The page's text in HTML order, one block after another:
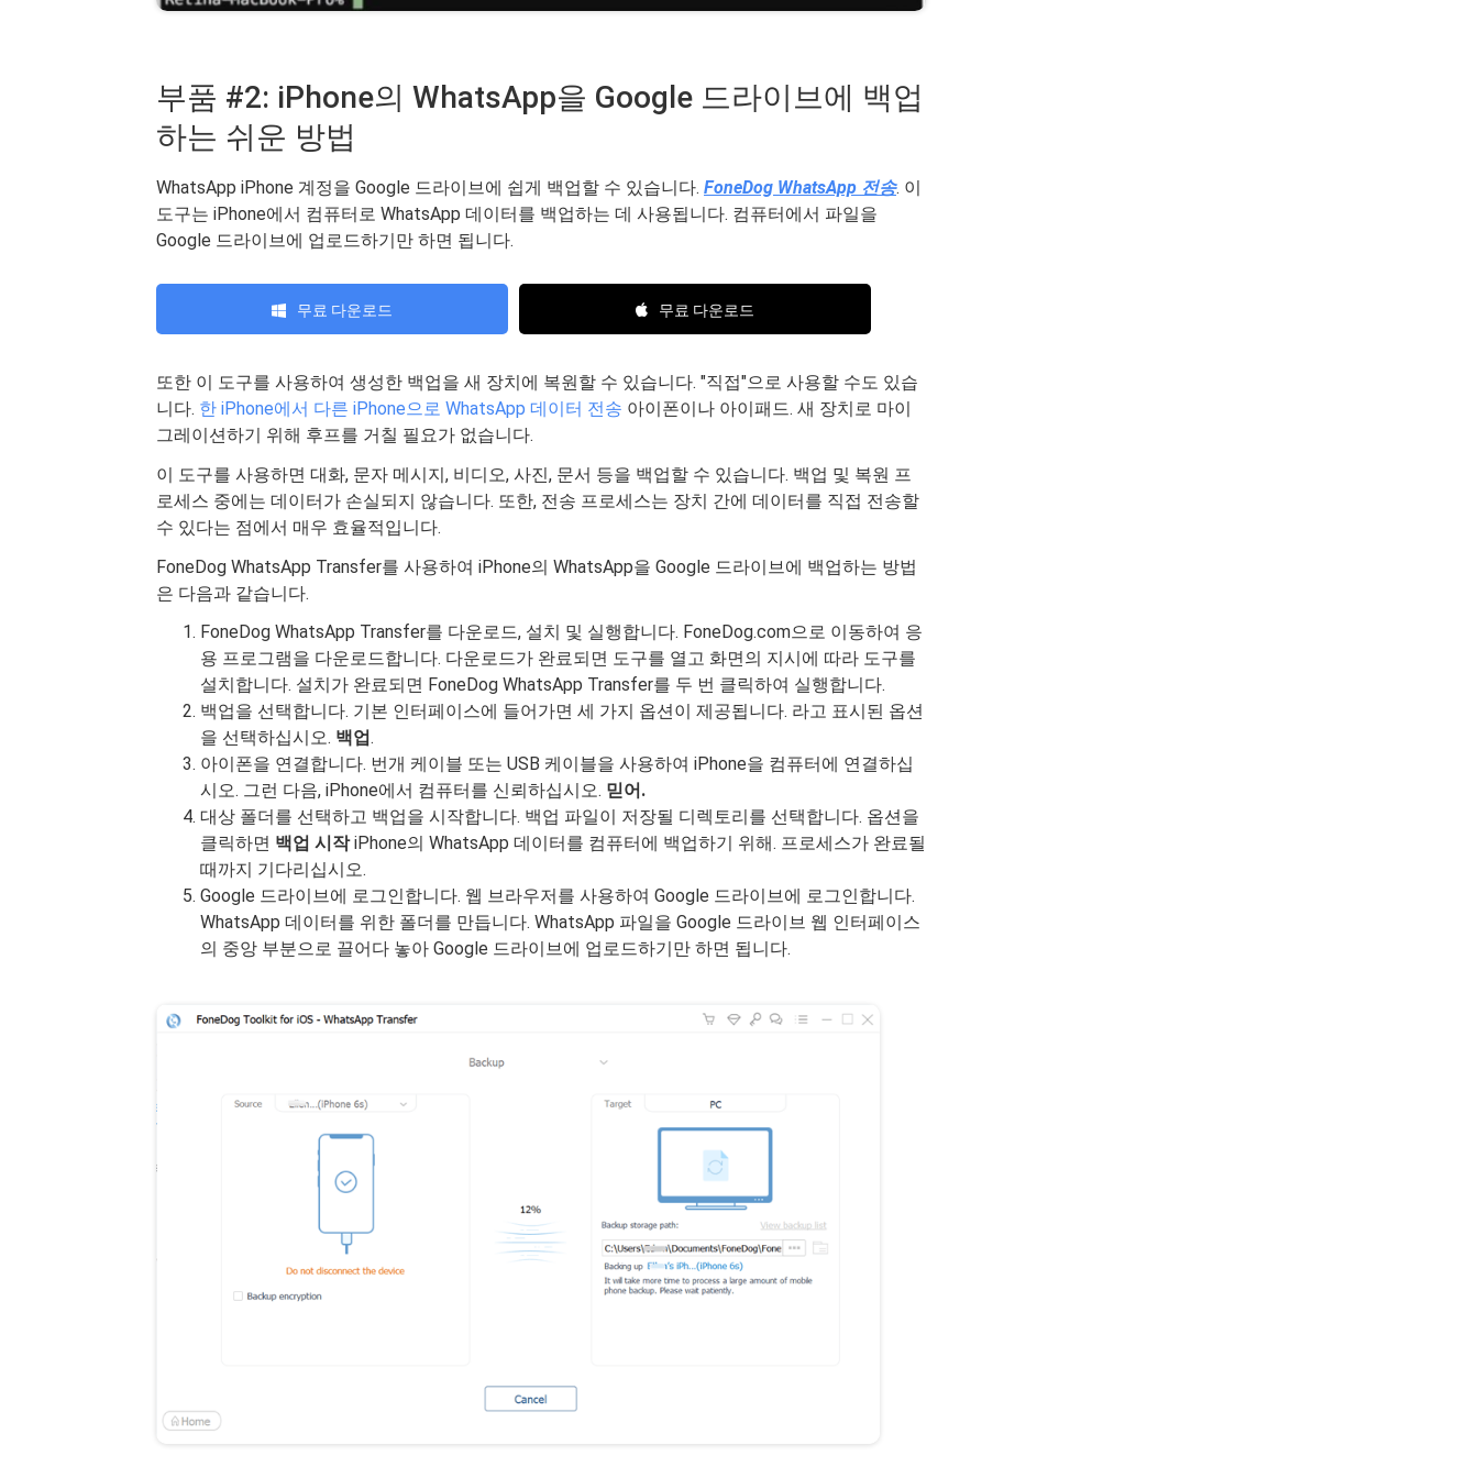
부품 #2: iPhone의 WhatsApp을 Google 드라이브에 백업
하는 쉬운 방법
WhatsApp iPhone 계정을 Google 드라이브에 쉽게 백업할 수 있습니다. FoneDog WhatsApp 전송. 이
도구는 iPhone에서 컴퓨터로 WhatsApp 데이터를 백업하는 데 사용됩니다. 컴퓨터에서 파일을
Google 드라이브에 업로드하기만 하면 됩니다.
무료 다운로드 무료 다운로드
또한 이 도구를 사용하여 생성한 백업을 새 장치에 복원할 수 있습니다. "직접"으로 사용할 수도 있습
니다. 한 iPhone에서 다른 iPhone으로 WhatsApp 데이터 전송 아이폰이나 아이패드. 새 장치로 마이
그레이션하기 위해 후프를 거칠 필요가 없습니다.
이 도구를 사용하면 대화, 문자 메시지, 비디오, 사진, 문서 등을 백업할 수 있습니다. 백업 및 복원 프
로세스 중에는 데이터가 손실되지 않습니다. 또한, 전송 프로세스는 장치 간에 데이터를 직접 전송할
수 있다는 점에서 매우 효율적입니다.
FoneDog WhatsApp Transfer를 사용하여 iPhone의 WhatsApp을 Google 드라이브에 백업하는 방법
은 다음과 같습니다.
FoneDog WhatsApp Transfer를 다운로드, 설치 및 실행합니다. FoneDog.com으로 이동하여 응
용 프로그램을 다운로드합니다. 다운로드가 완료되면 도구를 열고 화면의 지시에 따라 도구를
설치합니다. 설치가 완료되면 FoneDog WhatsApp Transfer를 두 번 클릭하여 실행합니다.
백업을 선택합니다. 기본 인터페이스에 들어가면 세 가지 옵션이 제공됩니다. 라고 표시된 옵션
을 선택하십시오. 백업.
아이폰을 연결합니다. 번개 케이블 또는 USB 케이블을 사용하여 iPhone을 컴퓨터에 연결하십
시오. 그런 다음, iPhone에서 컴퓨터를 신뢰하십시오. 믿어.
대상 폴더를 선택하고 백업을 시작합니다. 백업 파일이 저장될 디렉토리를 선택합니다. 옵션을
클릭하면 백업 시작iPhone의 WhatsApp 데이터를 컴퓨터에 백업하기 위해. 프로세스가 완료될
때까지 기다리십시오.
Google 드라이브에 로그인합니다. 웹 브라우저를 사용하여 Google 드라이브에 로그인합니다.
WhatsApp 데이터를 위한 폴더를 만듭니다. WhatsApp 파일을 Google 드라이브 웹 인터페이스
의 중앙 부분으로 끌어다 놓아 Google 드라이브에 업로드하기만 하면 됩니다.